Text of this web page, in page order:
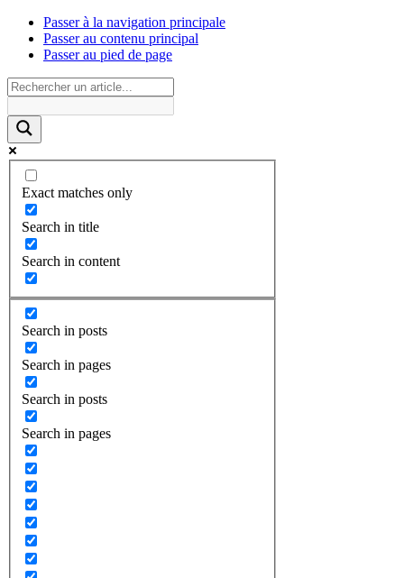
Passer à la navigation principale
Passer au contenu principal
Passer au pied de page
Exact matches only
Search in title
Search in content
Search in posts
Search in pages
Search in posts
Search in pages